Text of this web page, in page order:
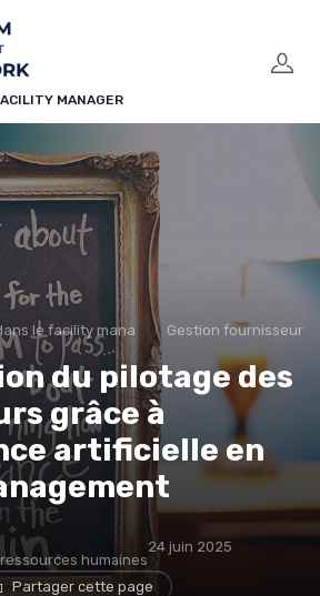
MANAGER
le facility management Gestion fournisseurs
du pilotage des
grâce à
artificielle en
humaines
24 juin 2025
Partager cette page
cookies